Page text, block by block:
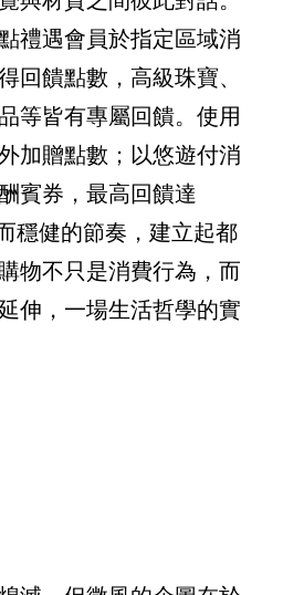
禮遇會員於指定區域消
回饋點數，高級珠寶、
等皆有專屬回饋。使用
加贈點數；以悠遊付消
賓券，最高回饋達
穩健的節奏，建立起都
物不只是消費行為，而
伸，一場生活哲學的實